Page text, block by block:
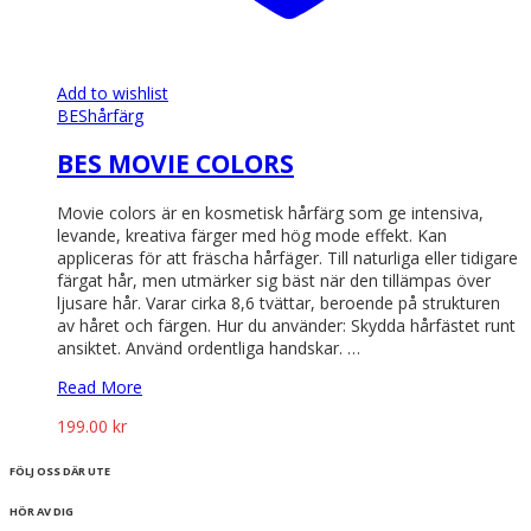
Add to wishlist
BEShårfärg
BES MOVIE COLORS
Movie colors är en kosmetisk hårfärg som ge intensiva,
levande, kreativa färger med hög mode effekt. Kan
appliceras för att fräscha hårfäger. Till naturliga eller tidigare
färgat hår, men utmärker sig bäst när den tillämpas över
ljusare hår. Varar cirka 8,6 tvättar, beroende på strukturen
av håret och färgen. Hur du använder: Skydda hårfästet runt
ansiktet. Använd ordentliga handskar. …
Read More
199.00 kr
FÖLJ OSS DÄR UTE
HÖR AV DIG